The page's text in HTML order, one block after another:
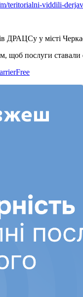
teritorialni-viddili-
ДРАЦСу у місті
щоб послуги